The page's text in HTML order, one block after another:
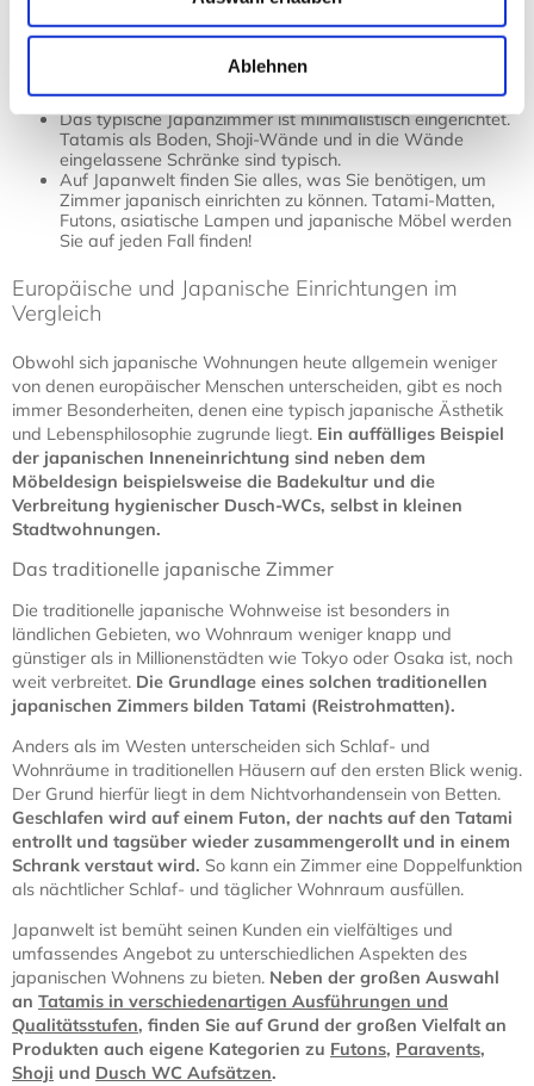
Ablehnen
Traditionelles japanisches Wohnen ist für viele Menschen
im Westen heute ein Ideal, mit dem sie Natürlichkeit,
Ästhetik, Ruhe und eine entspannte Atmosphäre
verbinden.
Das typische Japanzimmer ist minimalistisch eingerichtet.
Tatamis als Boden, Shoji-Wände und in die Wände
eingelassene Schränke sind typisch.
Auf Japanwelt finden Sie alles, was Sie benötigen, um
Zimmer japanisch einrichten zu können. Tatami-Matten,
Futons, asiatische Lampen und japanische Möbel werden
Sie auf jeden Fall finden!
Europäische und Japanische Einrichtungen im
Vergleich
Obwohl sich japanische Wohnungen heute allgemein weniger
von denen europäischer Menschen unterscheiden, gibt es noch
immer Besonderheiten, denen eine typisch japanische Ästhetik
und Lebensphilosophie zugrunde liegt. Ein auffälliges Beispiel
der japanischen Inneneinrichtung sind neben dem
Möbeldesign beispielsweise die Badekultur und die
Verbreitung hygienischer Dusch-WCs, selbst in kleinen
Stadtwohnungen.
Das traditionelle japanische Zimmer
Die traditionelle japanische Wohnweise ist besonders in
ländlichen Gebieten, wo Wohnraum weniger knapp und
günstiger als in Millionenstädten wie Tokyo oder Osaka ist, noch
weit verbreitet. Die Grundlage eines solchen traditionellen
japanischen Zimmers bilden Tatami (Reistrohmatten).
Anders als im Westen unterscheiden sich Schlaf- und
Wohnräume in traditionellen Häusern auf den ersten Blick wenig.
Der Grund hierfür liegt in dem Nichtvorhandensein von Betten.
Geschlafen wird auf einem Futon, der nachts auf den Tatami
entrollt und tagsüber wieder zusammengerollt und in einem
Schrank verstaut wird. So kann ein Zimmer eine Doppelfunktion
als nächtlicher Schlaf- und täglicher Wohnraum ausfüllen.
Japanwelt ist bemüht seinen Kunden ein vielfältiges und
umfassendes Angebot zu unterschiedlichen Aspekten des
japanischen Wohnens zu bieten. Neben der großen Auswahl
an Tatamis in verschiedenartigen Ausführungen und
Qualitätsstufen, finden Sie auf Grund der großen Vielfalt an
Produkten auch eigene Kategorien zu Futons, Paravents,
Shoji und Dusch WC Aufsätzen.